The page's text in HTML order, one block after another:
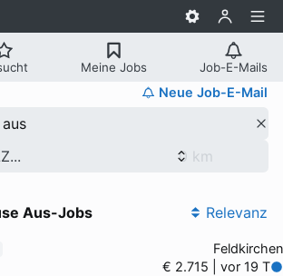
Meine Jobs Job-E-Mails
Neue Job-E-Mail
Aus-Jobs Relevanz
Feldkirchen
€ 2.715 | vor 19 T